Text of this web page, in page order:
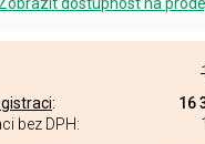
: 16
bez DPH: